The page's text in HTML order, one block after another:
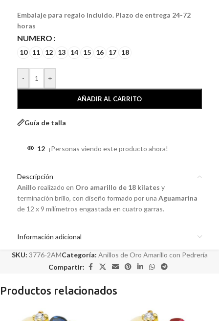
Embalaje para regalo incluido. Plazo de entrega 24-72
horas
NUMERO
10 11 12 13 14 15 16 17 18
- +
AÑADIR AL CARRITO
Guía de talla
12 ¡Personas viendo este producto ahora!
Descripción
Anillo realizado en Oro amarillo de 18 kilates y
terminación brillo, con diseño formado por una Aguamarina
de 12 x 9 milímetros engastada en cuatro garras.
Información adicional
SKU: 3776-2AMCategoría: Anillos de Oro Amarillo con Pedrería
Compartir:
Productos relacionados